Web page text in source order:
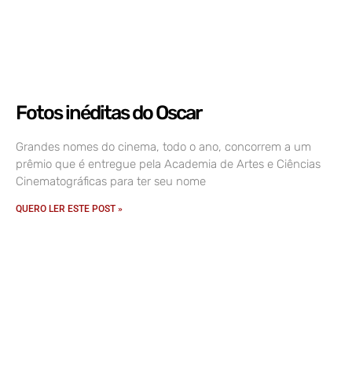
Fotos inéditas do Oscar
Grandes nomes do cinema, todo o ano, concorrem a um
prêmio que é entregue pela Academia de Artes e Ciências
Cinematográficas para ter seu nome
QUERO LER ESTE POST »